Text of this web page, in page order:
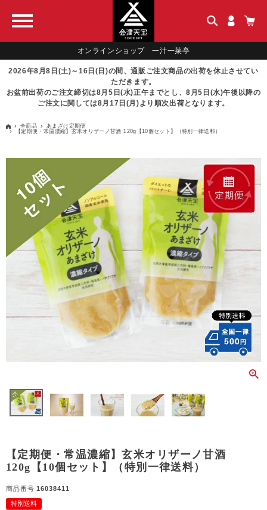
オンラインショップ 一汁一菜亭
2026年8月8日(土)～16日(日)の間、通販ご注文商品の出荷を休止させてい
ただきます。
お盆前出荷のご注文締切は8月5日(水)正午までとし、8月5日(水)午後以降の
ご注文に関しては8月17日(月)より順次出荷となります。
全商品
あまざけ定期便
【定期便・常温濃縮】玄米オリザーノ甘酒 120g【10個セット】（特別一律送料）
【定期便・常温濃縮】玄米オリザーノ甘酒
120g【10個セット】（特別一律送料）
商品番号 16038411
特別送料